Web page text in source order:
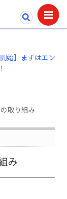
始】まずはエン
取り組み
み